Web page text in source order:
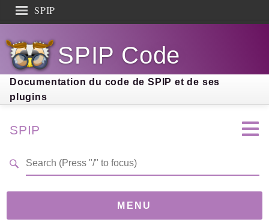
SPIP
Documentation
Contribution
Entraide
Découverte
SPIP Code
Documentation du code de SPIP et de ses
plugins
SPIP
MENU
Search results